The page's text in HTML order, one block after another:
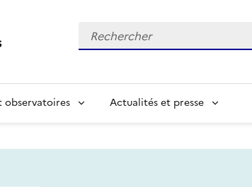
Recherche
observatoires Actualités et presse